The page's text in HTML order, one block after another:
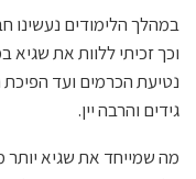
במהלך הלימודים נעשינו
וכך זכיתי ללוות את
נטיעת הכרמים ועד
גידים והרבה יין.
מה שמייחד את שגיא יותר